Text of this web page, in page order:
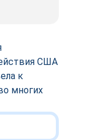
США
к
многих